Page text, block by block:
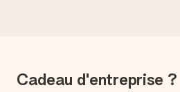
contacter notre service client.
Cadeau d'entreprise ?